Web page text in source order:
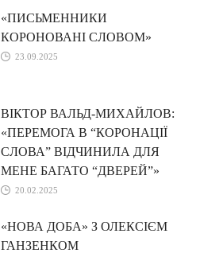
«ПИСЬМЕННИКИ
КОРОНОВАНІ СЛОВОМ»
23.09.2025
ВІКТОР ВАЛЬД-МИХАЙЛОВ:
«ПЕРЕМОГА В “КОРОНАЦІЇ
СЛОВА” ВІДЧИНИЛА ДЛЯ
МЕНЕ БАГАТО “ДВЕРЕЙ”»
20.02.2025
«НОВА ДОБА» З ОЛЕКСІЄМ
ГАНЗЕНКОМ